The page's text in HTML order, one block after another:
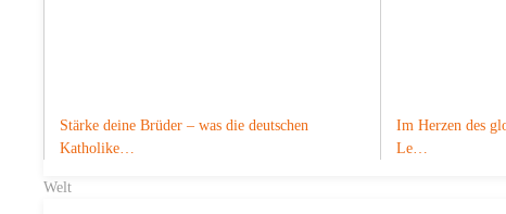
Stärke deine Brüder – was die deutschen
Katholike…
Im Herzen des
Le…
Welt